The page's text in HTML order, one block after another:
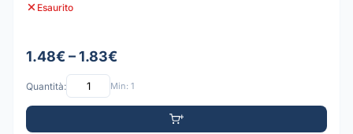
Esaurito
1.48€ – 1.83€
Quantità: Min: 1